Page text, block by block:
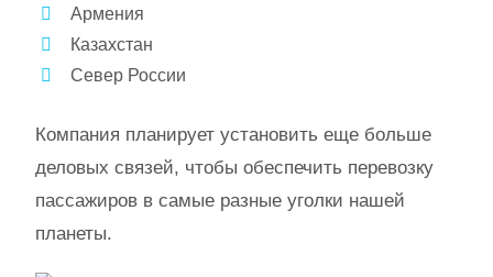
Армения
Казахстан
Север России
Компания планирует установить еще больше
деловых связей, чтобы обеспечить перевозку
пассажиров в самые разные уголки нашей
планеты.